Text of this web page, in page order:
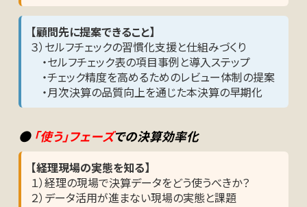
【顧問先に提案できること】
３）セルフチェックの習慣化支援と仕組みづくり
・セルフチェック表の項目事例と導入ステップ
・チェック精度を高めるためのレビュー体制の提案
・月次決算の品質向上を通じた本決算の早期化
● 「使う」フェーズでの決算効率化
【経理現場の実態を知る】
１）経理の現場で決算データをどう使うべきか？
２）データ活用が進まない現場の実態と課題